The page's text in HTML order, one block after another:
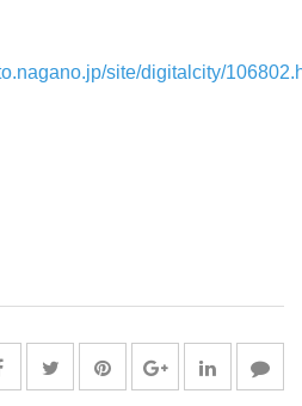
site/digitalcity/